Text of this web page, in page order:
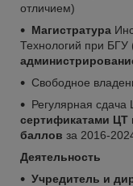
отличием)
Магистратура
Технологий при БГУ
Свободное
Регулярная
сертификатами ЦТ
баллов за 2016-2024
Деятельность
Учредитель и